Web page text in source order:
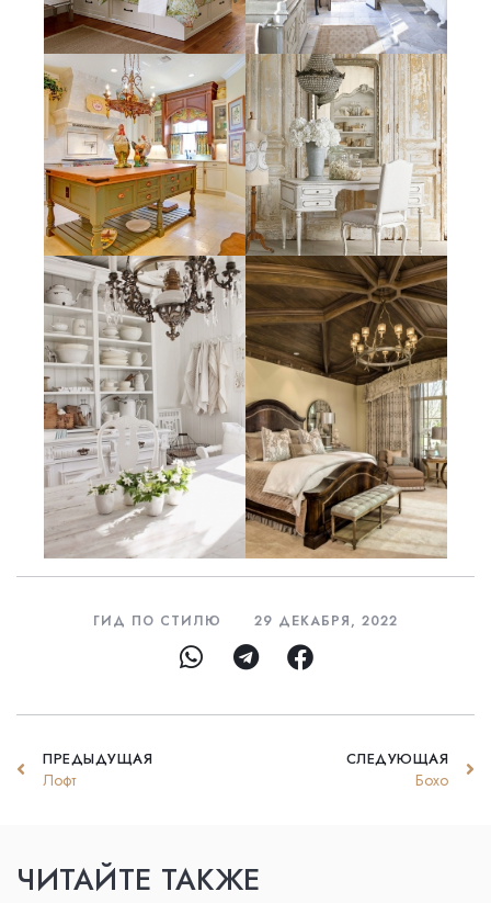
ГИД ПО СТИЛЮ 29 ДЕКАБРЯ, 2022
ПРЕДЫДУЩАЯ
Лофт
СЛЕДУЮЩАЯ
Бохо
ЧИТАЙТЕ ТАКЖЕ